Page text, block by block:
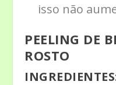
isso não
PEELING DE
ROSTO